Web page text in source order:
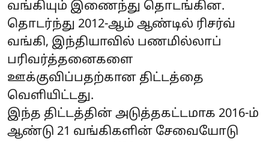
வங்கியும் இணைந்து தொடங்கின.
தொடர்ந்து 2012-ஆம் ஆண்டில் ரிசர்வ்
வங்கி, இந்தியாவில் பணமில்லாப்
பரிவர்த்தனைகளை
ஊக்குவிப்பதற்கான திட்டத்தை
வெளியிட்டது.
இந்த திட்டத்தின் அடுத்தகட்டமாக 2016-ம்
ஆண்டு 21 வங்கிகளின் சேவையோடு